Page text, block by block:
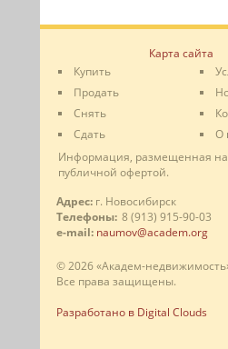
Карта сайта
Купить
Продать
Снять
Сдать
О
Информация, размещенная на
публичной офертой.
Адрес: г. Новосибирск
Телефоны: 8 (913) 915-90-03
e-mail: naumov@academ.org
© 2026 «Академ-
Все права защищены.
Разработано в Digital Clouds